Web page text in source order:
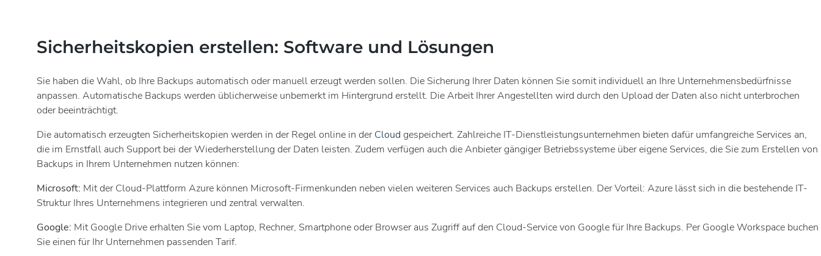
Sicherheitskopien erstellen: Software und Lösungen
Sie haben die Wahl, ob Ihre Backups automatisch oder manuell erzeugt werden sollen. Die Sicherung Ihrer Daten können Sie somit individuell an Ihre Unternehmensbedürfnisse
anpassen. Automatische Backups werden üblicherweise unbemerkt im Hintergrund erstellt. Die Arbeit Ihrer Angestellten wird durch den Upload der Daten also nicht unterbrochen
oder beeinträchtigt.
Die automatisch erzeugten Sicherheitskopien werden in der Regel online in derCloud gespeichert. Zahlreiche IT-Dienstleistungsunternehmen bieten dafür umfangreiche Services an,
die im Ernstfall auch Support bei der Wiederherstellung der Daten leisten. Zudem verfügen auch die Anbieter gängiger Betriebssysteme über eigene Services, die Sie zum Erstellen von
Backups in Ihrem Unternehmen nutzen können:
Microsoft: Mit der Cloud-Plattform Azure können Microsoft-Firmenkunden neben vielen weiteren Services auch Backups erstellen. Der Vorteil: Azure lässt sich in die bestehende IT-
Struktur Ihres Unternehmens integrieren und zentral verwalten.
Google: Mit Google Drive erhalten Sie vom Laptop, Rechner, Smartphone oder Browser aus Zugriff auf den Cloud-Service von Google für Ihre Backups. Per Google Workspace buchen
Sie einen für Ihr Unternehmen passenden Tarif.